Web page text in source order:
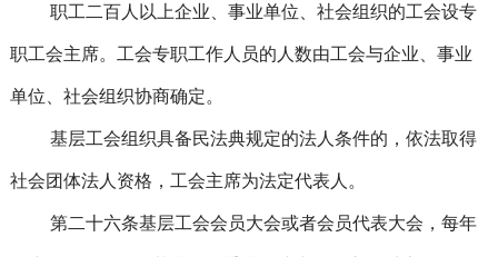
职工二百人以上企业、事业单位、社会组织的工会设专
职工会主席。工会专职工作人员的人数由工会与企业、事业
单位、社会组织协商确定。
基层工会组织具备民法典规定的法人条件的，依法取得
社会团体法人资格，工会主席为法定代表人。
第二十六条基层工会会员大会或者会员代表大会，每年